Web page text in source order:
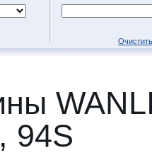
94S